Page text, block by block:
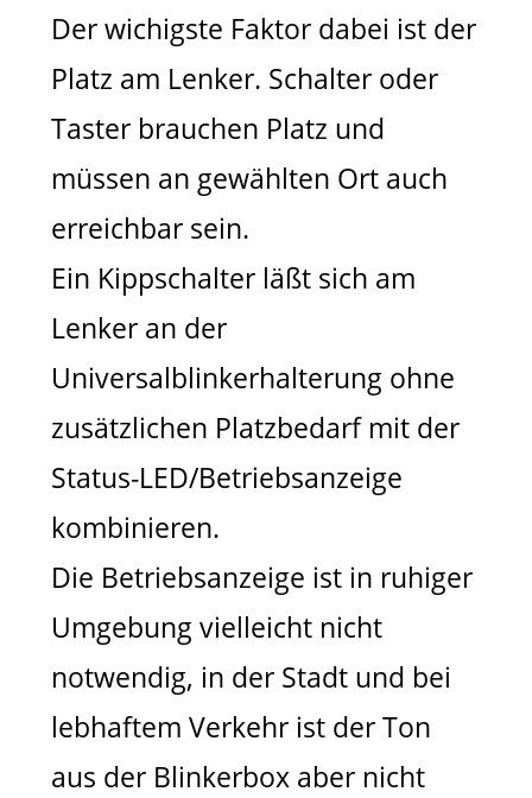
Der wichigste Faktor dabei ist der
Platz am Lenker. Schalter oder
Taster brauchen Platz und
müssen an gewählten Ort auch
erreichbar sein.
Ein Kippschalter läßt sich am
Lenker an der
Universalblinkerhalterung ohne
zusätzlichen Platzbedarf mit der
Status-LED/Betriebsanzeige
kombinieren.
Die Betriebsanzeige ist in ruhiger
Umgebung vielleicht nicht
notwendig, in der Stadt und bei
lebhaftem Verkehr ist der Ton
aus der Blinkerbox aber nicht